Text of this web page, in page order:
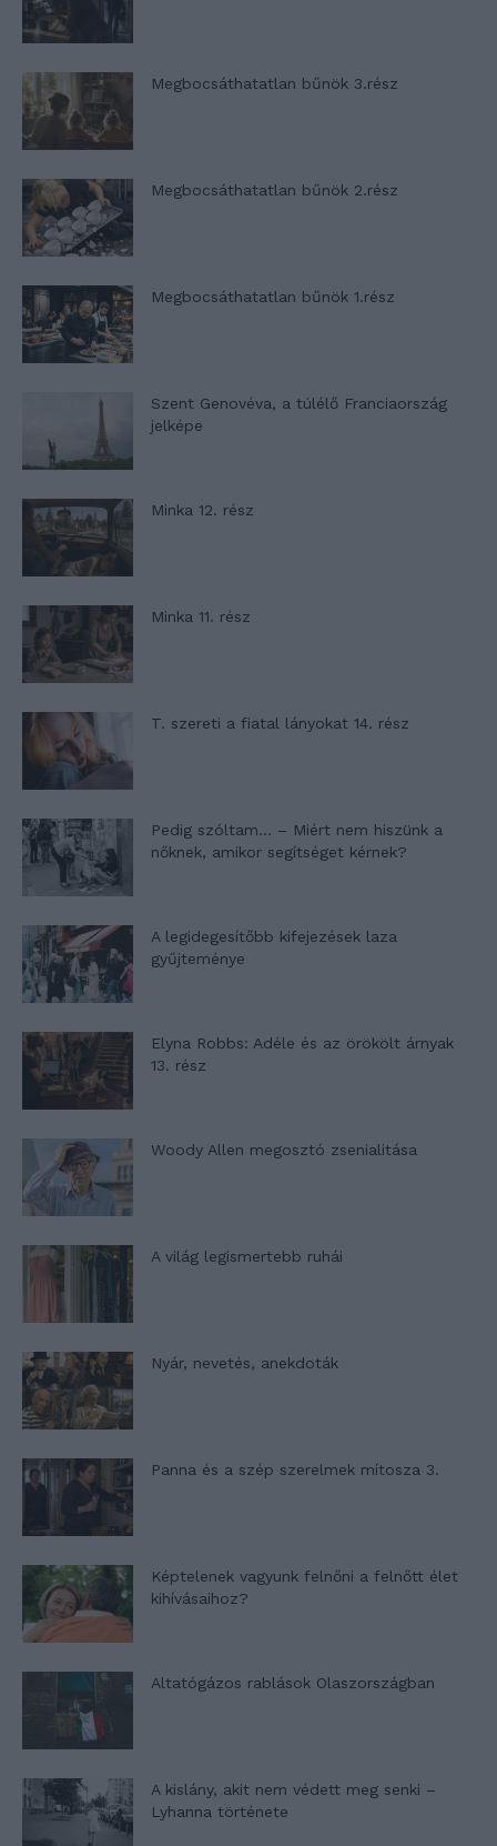
Megbocsáthatatlan bűnök 3.rész
Megbocsáthatatlan bűnök 2.rész
Megbocsáthatatlan bűnök 1.rész
Szent Genovéva, a túlélő Franciaország
jelképe
Minka 12. rész
Minka 11. rész
T. szereti a fiatal lányokat 14. rész
Pedig szóltam… – Miért nem hiszünk a
nőknek, amikor segítséget kérnek?
A legidegesítőbb kifejezések laza
gyűjteménye
Elyna Robbs: Adéle és az örökölt árnyak
13. rész
Woody Allen megosztó zsenialitása
A világ legismertebb ruhái
Nyár, nevetés, anekdoták
Panna és a szép szerelmek mítosza 3.
Képtelenek vagyunk felnőni a felnőtt élet
kihívásaihoz?
Altatógázos rablások Olaszországban
A kislány, akit nem védett meg senki –
Lyhanna története